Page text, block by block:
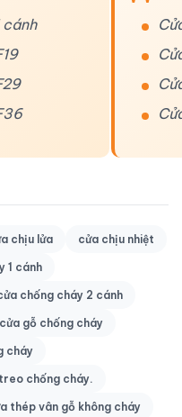
cánh
chịu lửa cửa chịu nhiệt
1 cánh
chống cháy 2 cánh
cửa gỗ chống cháy
cháy
chống cháy.
thép vân gỗ không cháy